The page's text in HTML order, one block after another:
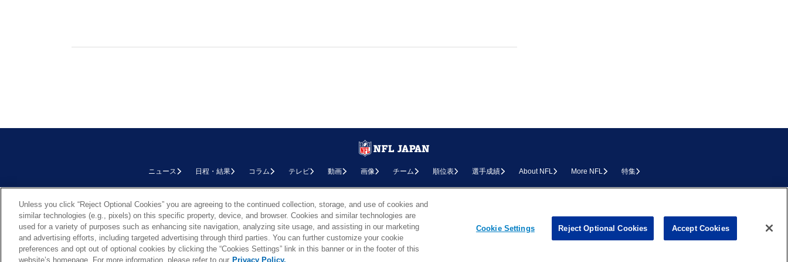
ニュース 日程・結果 コラム テレビ 動画 画像 チーム 順位表 選手成績 About NFL More NFL 特集
Copyright © NFL JAPAN.COM.All Rights Reserved.
Copyright © LY Corporation. All Rights Reserved.
PHOTO BY AP Images / PHOTO BY Getty Images
Cookie Settings
Unless you click “Reject Optional Cookies” you are agreeing to the continued collection, storage, and use of cookies and
similar technologies (e.g., pixels) on this specific property, device, and browser. Cookies and similar technologies are
used for a variety of purposes such as enhancing site navigation, analyzing site usage, and assisting in our marketing
and advertising efforts, including targeted advertising through third parties. You can further customize your cookie
preferences and opt out of optional cookies by clicking the “Cookies Settings” link in this banner or in the footer of this
website’s homepage. For more information, please refer to our Privacy Policy.
Cookie Settings Reject Optional Cookies Accept Cookies